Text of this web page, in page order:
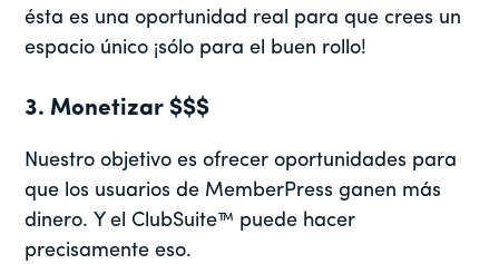
ésta es una oportunidad real para que crees un
espacio único ¡sólo para el buen rollo!
3. Monetizar $$$
Nuestro objetivo es ofrecer oportunidades para
que los usuarios de MemberPress ganen más
dinero. Y el ClubSuite™ puede hacer
precisamente eso.